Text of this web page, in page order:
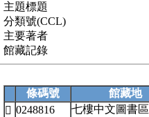
主題標題
分類號(CCL)
主要著者
館藏記錄
條碼號
館藏地
 0248816 七樓中文圖書區